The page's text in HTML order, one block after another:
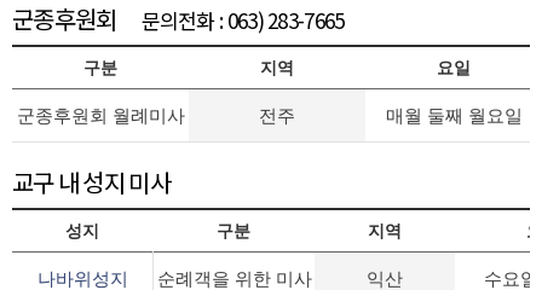
군종후원회 문의전화 : 063) 283-7665
구분 지역 요일
군종후원회 월례미사 전주 매월 둘째 월요일
교구 내 성지 미사
성지 구분 지역
나바위성지 순례객을 위한 미사 익산 수요